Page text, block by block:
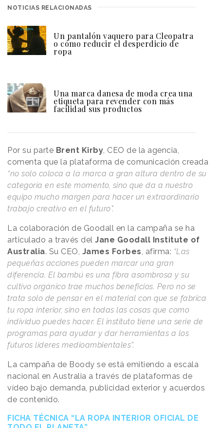
NOTICIAS RELACIONADAS
Un pantalón vaquero para Cleopatra
o cómo reducir el desperdicio de
ropa
Una marca danesa de moda crea una
etiqueta para revender con más
facilidad sus productos
Por su parte Brent Kirby, CEO de la agencia,
comenta que la plataforma de comunicación creada
“no solo coloca a la marca a gran altura dentro de su
categoría en este momento, sino que da a nuestro
equipo mucho margen para hacer un extraordinario
trabajo creativo en el futuro".
La colaboración de Goodall en la campaña se ha
articulado a través del Jane Goodall Institute of
Australia. Su CEO, James Forbes, afirma: “Las
pequeñas acciones pueden marcar una gran
diferencia. El bambú es una fibra asombrosa y su
cultivo orgánico trae muchos beneficios. Pero no se
trata solo de pensar en el material con que se fabrica
tu ropa interior, sino en todas las cosas que como
individuo puedes hacer. El instituto tiene una serie de
programas para ayudar y dar herramientas a los
futuros líderes medioambientales”.
La campaña de Boody se está emitiendo a escala
nacional en Australia a través de plataformas de
vídeo bajo demanda, publicidad exterior y acuerdos
de contenido.
FICHA TÉCNICA “LA ROPA INTERIOR OFICIAL DE